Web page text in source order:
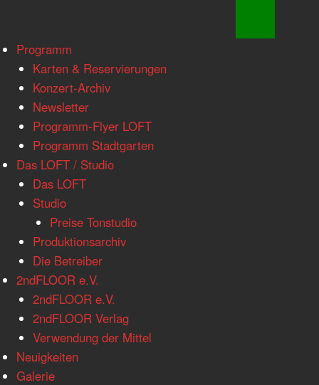
www.loftkoeln.de
navigation
Skip
content
Programm
Karten & Reservierungen
Konzert-Archiv
Newsletter
Programm-Flyer LOFT
Programm Stadtgarten
Das LOFT / Studio
Das LOFT
Studio
Preise Tonstudio
Produktionsarchiv
Die Betreiber
2ndFLOOR e.V.
2ndFLOOR e.V.
2ndFLOOR Verlag
Verwendung der Mittel
Neuigkeiten
Galerie